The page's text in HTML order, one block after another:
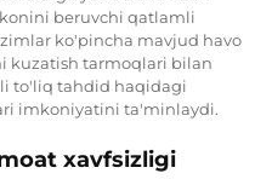
beruvchi qatlamli
ko'pincha mavjud havo
kuzatish tarmoqlari bilan
to'liq tahdid haqidagi
imkoniyatini ta'minlaydi.
xavfsizligi